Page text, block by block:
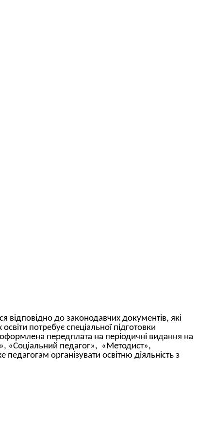
відповідно до законодавчих документів, які
потребує спеціальної підготовки
передплата на періодичні видання на
«Соціальний педагог», «Методист»,
організувати освітню діяльність з